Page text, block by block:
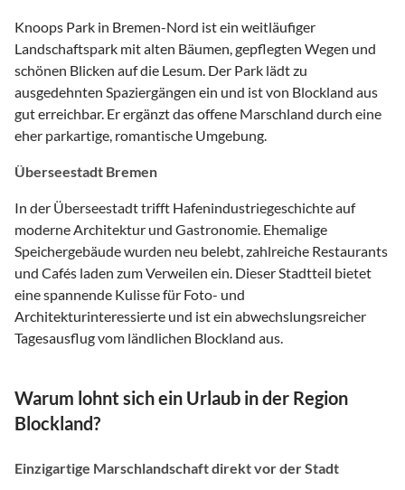
Knoops Park in Bremen-Nord ist ein weitläufiger
Landschaftspark mit alten Bäumen, gepflegten Wegen und
schönen Blicken auf die Lesum. Der Park lädt zu
ausgedehnten Spaziergängen ein und ist von Blockland aus
gut erreichbar. Er ergänzt das offene Marschland durch eine
eher parkartige, romantische Umgebung.
Überseestadt Bremen
In der Überseestadt trifft Hafenindustriegeschichte auf
moderne Architektur und Gastronomie. Ehemalige
Speichergebäude wurden neu belebt, zahlreiche Restaurants
und Cafés laden zum Verweilen ein. Dieser Stadtteil bietet
eine spannende Kulisse für Foto- und
Architekturinteressierte und ist ein abwechslungsreicher
Tagesausflug vom ländlichen Blockland aus.
Warum lohnt sich ein Urlaub in der Region
Blockland?
Einzigartige Marschlandschaft direkt vor der Stadt